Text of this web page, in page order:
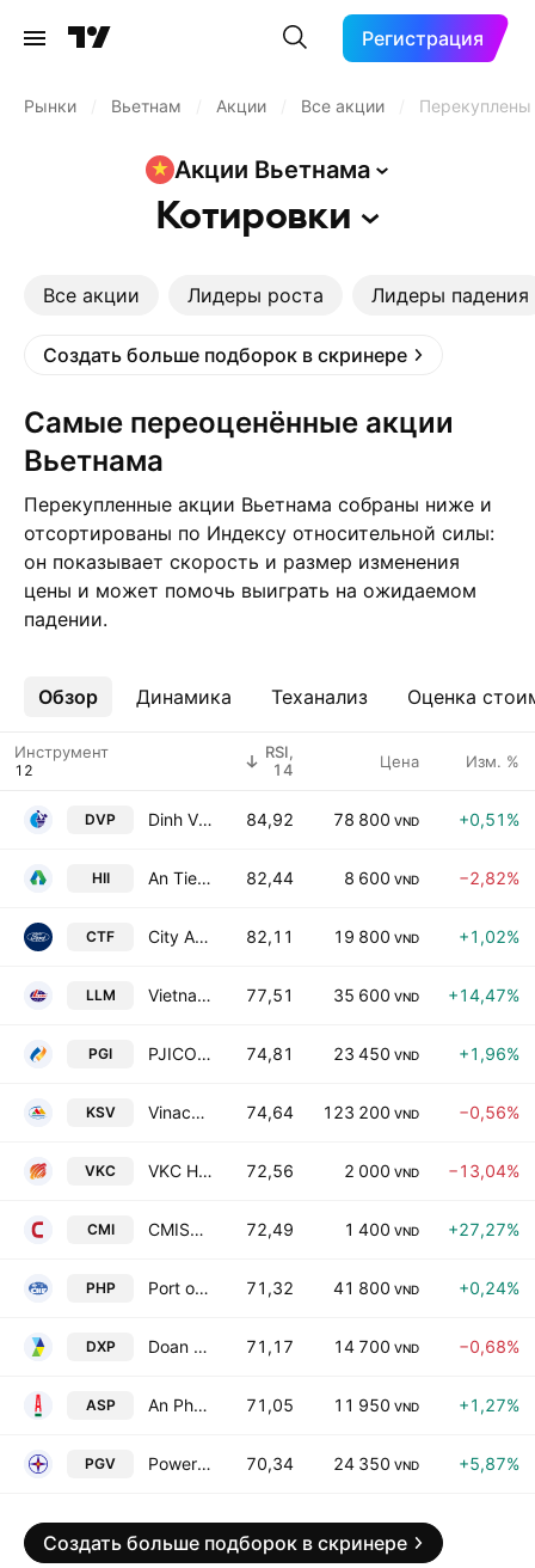
Регистрация
Рынки Вьетнам Акции Все акции Перекуплены
Акции Вьетнама
Котировки
Все акции Лидеры роста Лидеры падения
Создать больше подборок в скринере
Самые переоценённые акции
Вьетнама
Перекупленные акции Вьетнама собраны ниже и
отсортированы по Индексу относительной силы:
он показывает скорость и размер изменения
цены и может помочь выиграть на ожидаемом
падении.
Обзор Динамика Теханализ Оценка
Ещё
Инструмент
RSI,
14
Цена Изм. %
DVP Dinh Vu Port Investment & Development JSC 84,92 78 800 VND +0,51%
HII An Tien Industries Joint Stock Co 82,44 8 600 VND −2,82%
CTF City Auto Corporation 82,11 19 800 VND +1,02%
LLM Vietnam Machinery Installation Corporation 77,51 35 600 VND +14,47%
PGI PJICO Insurance Corp. 74,81 23 450 VND +1,96%
KSV Vinacomin - Minerals Holding Corporation 74,64 123 200 VND −0,56%
VKC VKC Holdings Join Stock Company 72,56 2 000 VND −13,04%
CMI CMISTONE Vietnam JSC 72,49 1 400 VND +27,27%
PHP Port of Hai Phong JSC 71,32 41 800 VND +0,24%
DXP Doan Xa Port Joint Stock Company 71,17 14 700 VND −0,68%
ASP An Pha Petroleum Group JSC 71,05 11 950 VND +1,27%
PGV Power Generation Corp. 3 70,34 24 350 VND +5,87%
Создать больше подборок в скринере